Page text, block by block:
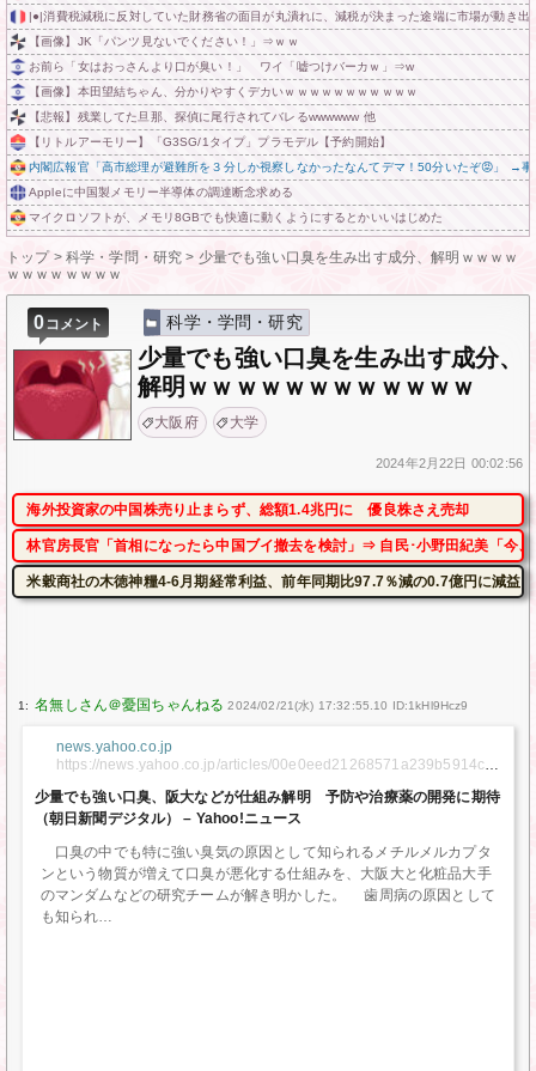
|●|消費税減税に反対していた財務省の面目が丸潰れに、減税が決まった途端に市場が動き
【画像】JK「パンツ見ないでください！」⇒ｗｗ
お前ら「女はおっさんより口が臭い！」 ワイ「嘘つけバーカｗ」⇒w
【画像】本田望結ちゃん、分かりやすくデカいｗｗｗｗｗｗｗｗｗｗｗ
【悲報】残業してた旦那、探偵に尾行されてバレるwwwwww 他
【リトルアーモリー】「G3SG/1タイプ」プラモデル【予約開始】
内閣広報官「高市総理が避難所を３分しか視察しなかったなんてデマ！50分いたぞ😡」 →
Appleに中国製メモリー半導体の調達断念求める
マイクロソフトが、メモリ8GBでも快適に動くようにするとかいいはじめた
トップ> 科学・学問・研究 > 少量でも強い口臭を生み出す成分、解明ｗｗｗｗ
ｗｗｗｗｗｗｗｗ
0コメント 科学・学問・研究
少量でも強い口臭を生み出す成分、
解明ｗｗｗｗｗｗｗｗｗｗｗｗ
大阪府 大学
2024年2月22日 00:02:56
海外投資家の中国株売り止まらず、総額1.4兆円に 優良株さえ売却
林官房長官「首相になったら中国ブイ撤去を検討」⇒ 自民･小野田紀美「今
米穀商社の木徳神糧4-6月期経常利益、前年同期比97.7％減の0.7億円に減益
1: 2024/02/21(水) 17:32:55.10 ID:1kHl9Hcz9
news.yahoo.co.jp
https://news.yahoo.co.jp/articles/00e0eed21268571a239b5914cc2
少量でも強い口臭、阪大などが仕組み解明 予防や治療薬の開発に期待
（朝日新聞デジタル） – Yahoo!ニュース
口臭の中でも特に強い臭気の原因として知られるメチルメルカプタ
ンという物質が増えて口臭が悪化する仕組みを、大阪大と化粧品大手
のマンダムなどの研究チームが解き明かした。 歯周病の原因として
も知られ